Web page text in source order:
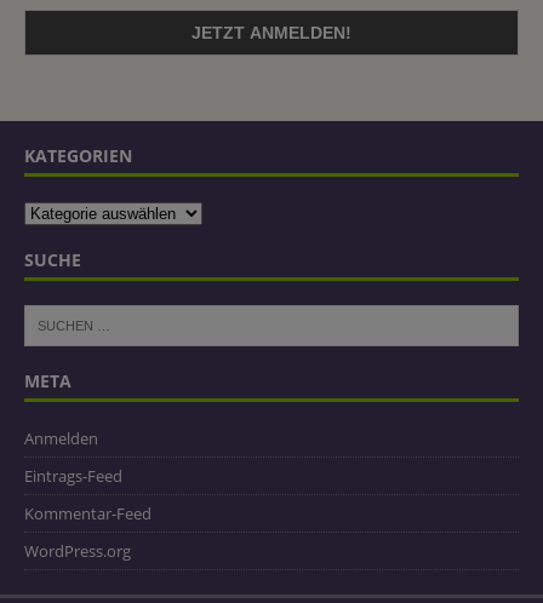
KATEGORIEN
SUCHE
META
Anmelden
Eintrags-Feed
Kommentar-Feed
WordPress.org